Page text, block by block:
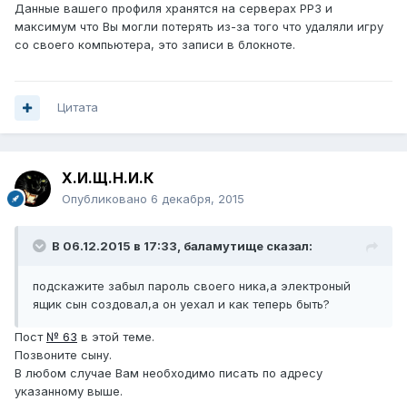
Данные вашего профиля хранятся на серверах РР3 и
максимум что Вы могли потерять из-за того что удаляли игру
со своего компьютера, это записи в блокноте.
Цитата
Х.И.Щ.Н.И.К
Опубликовано 6 декабря, 2015
В 06.12.2015 в 17:33, баламутище сказал:
подскажите забыл пароль своего ника,а электроный
ящик сын создовал,а он уехал и как теперь быть?
Пост № 63 в этой теме.
Позвоните сыну.
В любом случае Вам необходимо писать по адресу
указанному выше.